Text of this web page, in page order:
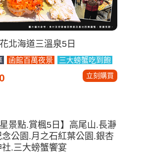
北海道三溫泉5日
函館百萬夜景 三大螃蟹吃到飽
立刻購買
星景點.賞楓5日】高尾山.長瀞
公園.月之石紅葉公園.銀杏
.三大螃蟹饗宴